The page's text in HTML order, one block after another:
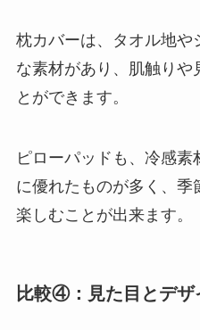
枕カバーは、タオル地や
な素材があり、肌触りや
とができます。
ピローパッドも、冷感
に優れたものが多く、
楽しむことが出来ます。
比較④：見た目とデザ